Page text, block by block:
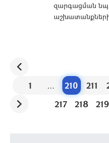
զարգացման
1 ... 210 211
217
218 219